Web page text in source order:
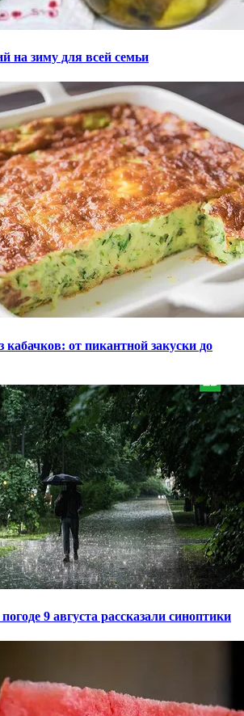
на зиму для всей семьи
кабачков: от пикантной закуски до
9 августа рассказали синоптики